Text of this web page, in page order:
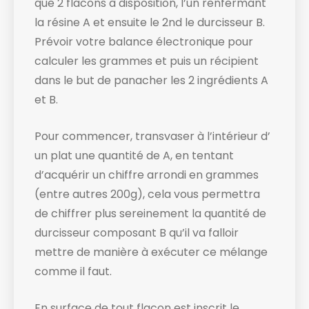
la résine A et ensuite le 2nd le durcisseur B.
Prévoir votre balance électronique ​pour
calculer les grammes et puis un récipient
dans le but de panacher les 2 ingrédients A
et B.
Pour commencer, transvaser à l’intérieur d’
un plat une quantité de A, en tentant
d’acquérir un chiffre arrondi en grammes
(entre autres 200g), cela vous permettra
de chiffrer plus sereinement la quantité de
durcisseur composant B qu’il va falloir
mettre de manière à exécuter ce mélange
comme il faut.